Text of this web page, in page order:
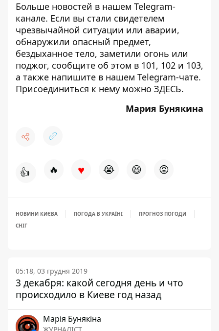
Больше новостей в нашем Telegram-
канале. Если вы стали свидетелем
чрезвычайной ситуации или аварии,
обнаружили опасный предмет,
бездыханное тело, заметили огонь или
поджог, сообщите об этом в 101, 102 и 103,
а также напишите в нашем Telegram-чате.
Присоединиться к нему можно ЗДЕСЬ.
Мария Бунякина
👍 🔥 ♥ 😭 😆 😡
НОВИНИ КИЄВА ПОГОДА В УКРАЇНІ
ПРОГНОЗ ПОГОДИ
СНІГ
05:18, 03 грудня 2019
3 декабря: какой сегодня день и что
происходило в Киеве год назад
Марія Бунякіна